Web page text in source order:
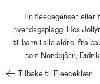
En fleecegenser eller
hverdagsplagg. Hos
til barn i alle aldre, fra
som Nordbjörn,
Tilbake til Fleeceklær